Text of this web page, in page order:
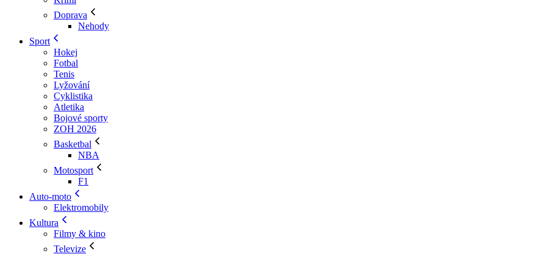
Doprava
Nehody
Sport
Hokej
Fotbal
Tenis
Lyžování
Cyklistika
Atletika
Bojové sporty
ZOH 2026
Basketbal
NBA
Motosport
F1
Auto-moto
Elektromobily
Kultura
Filmy & kino
Televize